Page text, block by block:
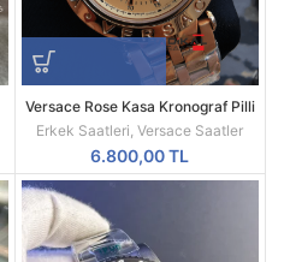
Versace Rose Kasa Kronograf Pilli
Mekanizma Replika Erkek Kol
Saati
Erkek Saatleri ,Versace Saatler
6.800,00TL